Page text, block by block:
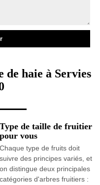
haie à Servies
Type de taille de fruitier
pour vous
Chaque type de fruits doit
suivre des principes variés, et
on distingue deux principales
catégories d'arbres fruitiers :